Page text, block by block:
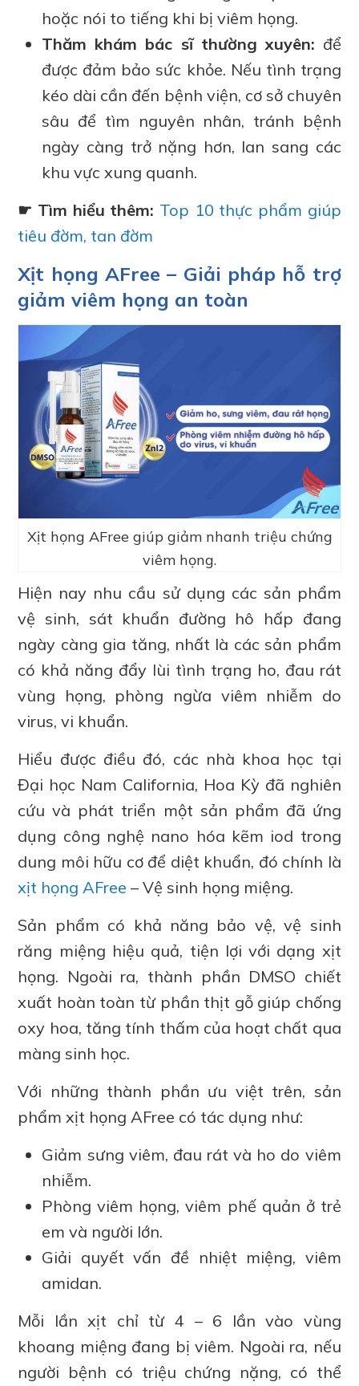
hoặc nói to tiếng khi bị viêm họng.
Thăm khám bác sĩ thường xuyên: để
được đảm bảo sức khỏe. Nếu tình trạng
kéo dài cần đến bệnh viện, cơ sở chuyên
sâu để tìm nguyên nhân, tránh bệnh
ngày càng trở nặng hơn, lan sang các
khu vực xung quanh.
☛ Tìm hiểu thêm: Top 10 thực phẩm giúp
tiêu đờm, tan đờm
Xịt họng AFree – Giải pháp hỗ trợ
giảm viêm họng an toàn
Xịt họng AFree giúp giảm nhanh triệu chứng
viêm họng.
Hiện nay nhu cầu sử dụng các sản phẩm
vệ sinh, sát khuẩn đường hô hấp đang
ngày càng gia tăng, nhất là các sản phẩm
có khả năng đẩy lùi tình trạng ho, đau rát
vùng họng, phòng ngừa viêm nhiễm do
virus, vi khuẩn.
Hiểu được điều đó, các nhà khoa học tại
Đại học Nam California, Hoa Kỳ đã nghiên
cứu và phát triển một sản phẩm đã ứng
dụng công nghệ nano hóa kẽm iod trong
dung môi hữu cơ để diệt khuẩn, đó chính là
xịt họng AFree – Vệ sinh họng miệng.
Sản phẩm có khả năng bảo vệ, vệ sinh
răng miệng hiệu quả, tiện lợi với dạng xịt
họng. Ngoài ra, thành phần DMSO chiết
xuất hoàn toàn từ phần thịt gỗ giúp chống
oxy hoa, tăng tính thấm của hoạt chất qua
màng sinh học.
Với những thành phần ưu việt trên, sản
phẩm xịt họng AFree có tác dụng như:
Giảm sưng viêm, đau rát và ho do viêm
nhiễm.
Phòng viêm họng, viêm phế quản ở trẻ
em và người lớn.
Giải quyết vấn đề nhiệt miệng, viêm
amidan.
Mỗi lần xịt chỉ từ 4 – 6 lần vào vùng
khoang miệng đang bị viêm. Ngoài ra, nếu
người bệnh có triệu chứng nặng, có thể